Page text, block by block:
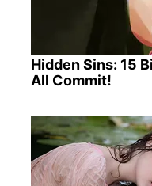
Hidden Sins: 15
All Commit!